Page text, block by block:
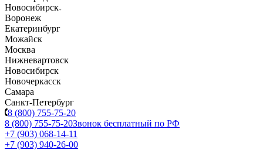
Новосибирск
Воронеж
Екатеринбург
Можайск
Москва
Нижневартовск
Новосибирск
Новочеркасск
Самара
Санкт-Петербург
8 (800) 755-75-20
8 (800) 755-75-20Звонок бесплатный по РФ
+7 (903) 068-14-11
+7 (903) 940-26-00